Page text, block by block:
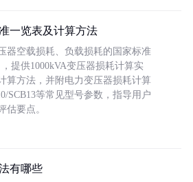
一览表及计算方法
器空载损耗、负载损耗的国家标准
，提供1000kVA变压器损耗计算实
算方法，并附电力变压器损耗计算
SCB13等常见型号参数，指导用户
估要点。
有哪些